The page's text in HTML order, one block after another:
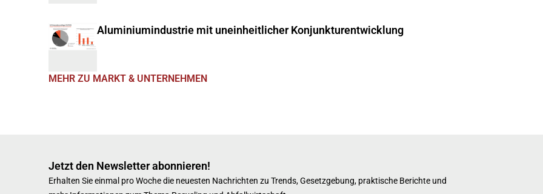
Aluminiumindustrie mit uneinheitlicher Konjunkturentwicklung
MEHR ZU MARKT & UNTERNEHMEN
Jetzt den Newsletter abonnieren!
Erhalten Sie einmal pro Woche die neuesten Nachrichten zu Trends, Gesetzgebung, praktische Berichte und